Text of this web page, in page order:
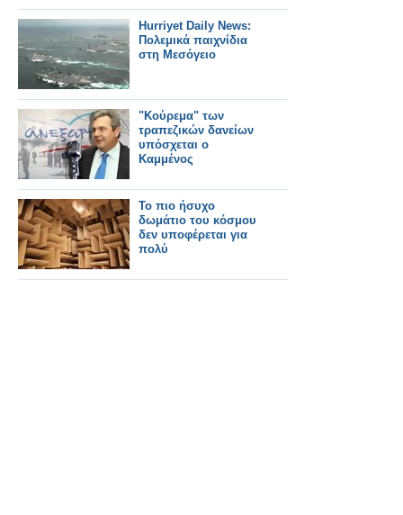
Hurriyet Daily News:
Πολεμικά παιχνίδια
στη Μεσόγειο
"Κούρεμα" των
τραπεζικών δανείων
υπόσχεται ο
Καμμένος
Το πιο ήσυχο
δωμάτιο του κόσμου
δεν υποφέρεται για
πολύ